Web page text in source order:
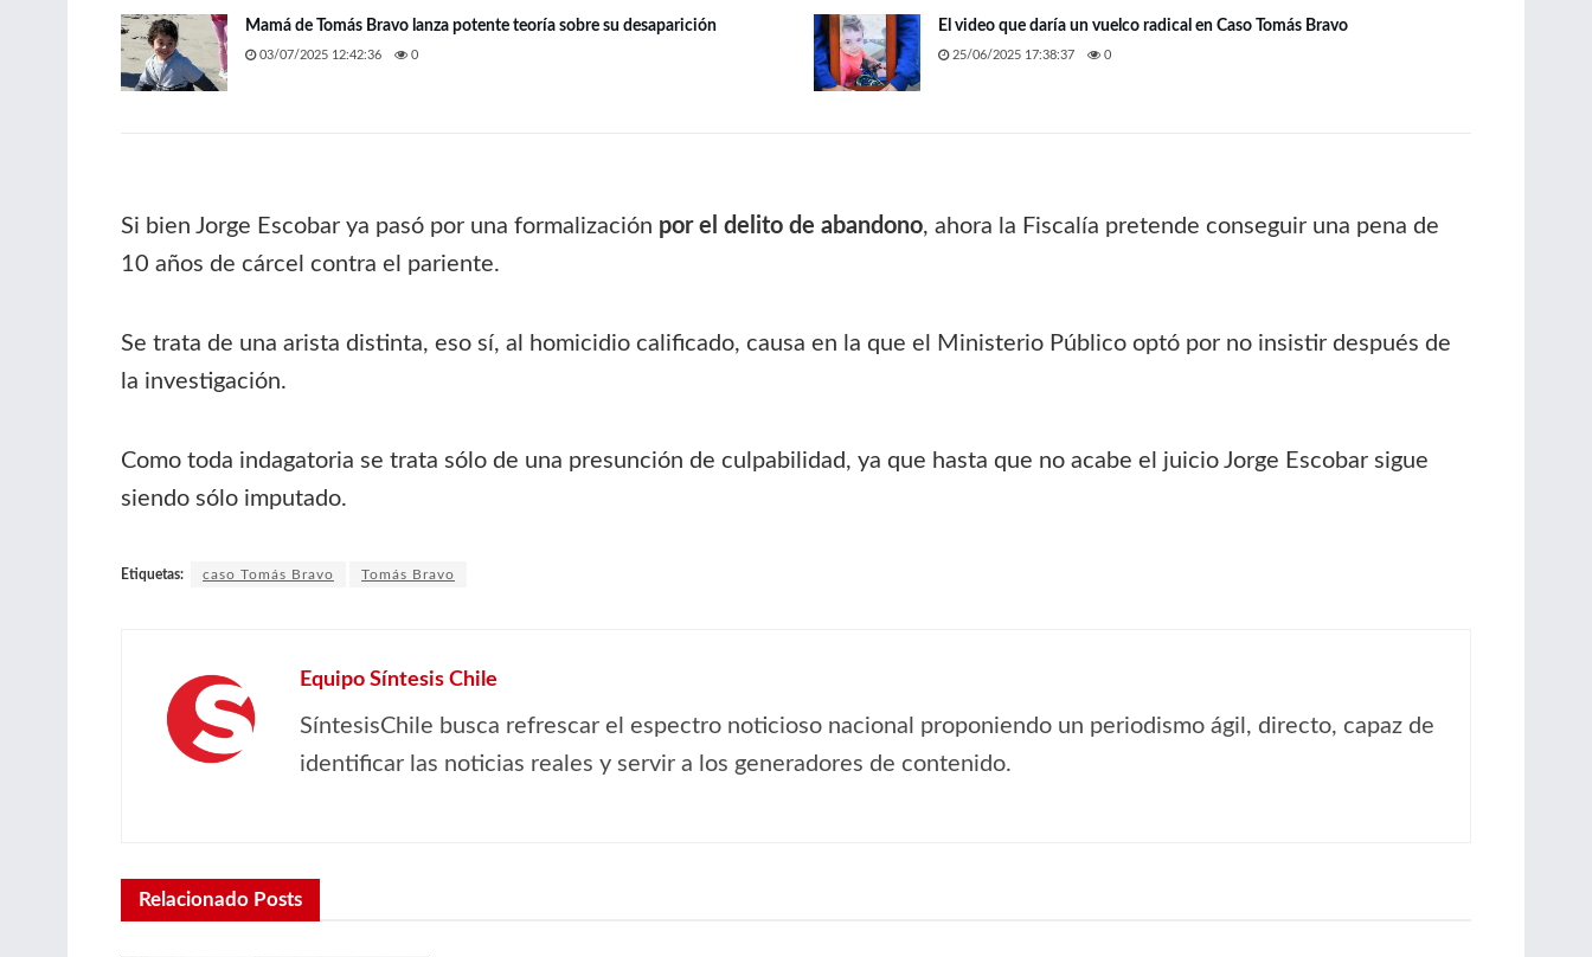
Mamá de Tomás Bravo lanza potente teoría sobre su desaparición
03/07/2025 12:42:36 0
El video que daría un vuelco radical en Caso Tomás Bravo
25/06/2025 17:38:37 0
Si bien Jorge Escobar ya pasó por una formalización por el delito de abandono, ahora la Fiscalía pretende conseguir una pena de
10 años de cárcel contra el pariente.
Se trata de una arista distinta, eso sí, al homicidio calificado, causa en la que el Ministerio Público optó por no insistir después de
la investigación.
Como toda indagatoria se trata sólo de una presunción de culpabilidad, ya que hasta que no acabe el juicio Jorge Escobar sigue
siendo sólo imputado.
Etiquetas: caso Tomás Bravo Tomás Bravo
Equipo Síntesis Chile
SíntesisChile busca refrescar el espectro noticioso nacional proponiendo un periodismo ágil, directo, capaz de
identificar las noticias reales y servir a los generadores de contenido.
Relacionado Posts